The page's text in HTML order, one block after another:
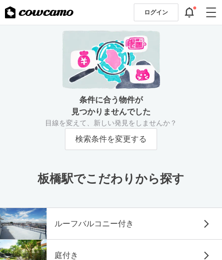
ログイン
条件に合う物件が
見つかりませんでした
目線を変えて、新しい発見をしませんか？
検索条件を変更する
板橋駅でこだわりから探す
ルーフバルコニー付き
庭付き